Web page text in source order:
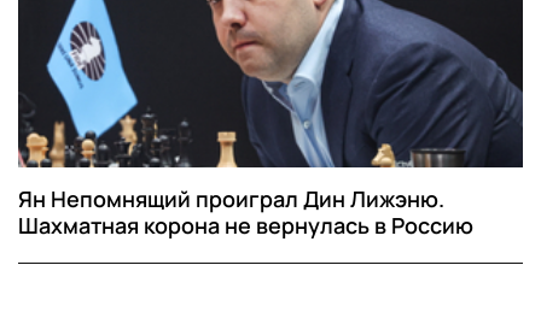
Ян Непомнящий проиграл Дин Лижэню.
Шахматная корона не вернулась в Россию